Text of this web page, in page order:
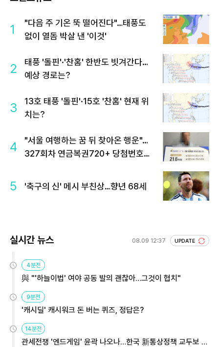
1
"다음 주 기온 뚝 떨어진다"…태풍도
없이 열돔 박살 낸 '이것'
2
태풍 '돌핀'·'찬홈' 한반도 빗겨간다…
예상 경로는?
3
13호 태풍 '돌핀'·15호 '찬홈' 현재 위
치는?
4
"서울 여행하는 꿈 뒤 찾아온 행운"…
327회차 연금복권720+ 당첨번호조
5 '축구의 신' 메시 부친상…향년 68세
실시간 뉴스 08.09 12:37 UPDATE
4분전
與 "'하늘이법' 여야 공동 발의 괜찮아…그것이 협치"
9분전
'캐시딜' 캐시워크 돈 버는 퀴즈, 정답은?
14분전
관세전쟁 '엔드게임' 윤곽 나오나…한국 新통상정책 교두보 활